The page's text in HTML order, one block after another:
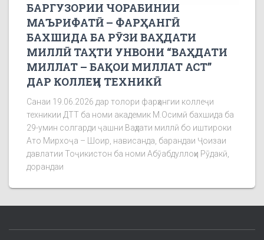
БАРГУЗОРИИ ЧОРАБИНИИ
МАЪРИФАТӢ – ФАРҲАНГӢ
БАХШИДА БА РӮЗИ ВАҲДАТИ
МИЛЛӢ ТАҲТИ УНВОНИ “ВАҲДАТИ
МИЛЛАТ – БАҚОИ МИЛЛАТ АСТ”
ДАР КОЛЛЕҶИ ТЕХНИКӢ
Санаи 19.06.2026 дар толори фарҳангии коллеҷи
техникии ДТТ ба номи академик М.Осимӣ бахшида ба
29-умин солгарди ҷашни Ваҳдати миллӣ бо иштироки
Ато Мирхоҷа – Шоир, нависанда, барандаи Ҷоизаи
давлатии Тоҷикистон ба номи Абӯабдуллоҳи Рӯдакӣ,
дорандаи